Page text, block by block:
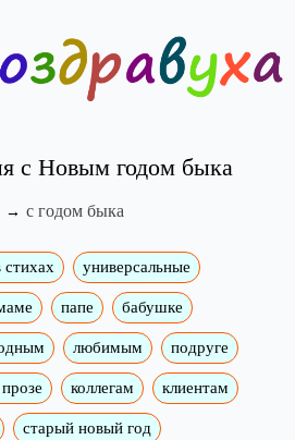
с Новым годом быка
с годом быка
стихах универсальные
папе бабушке
любимым подруге
коллегам клиентам
старый новый год